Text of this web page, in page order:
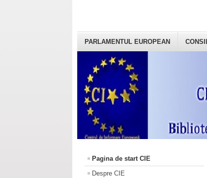
PARLAMENTUL EUROPEAN
Pagina de start CIE
Despre CIE